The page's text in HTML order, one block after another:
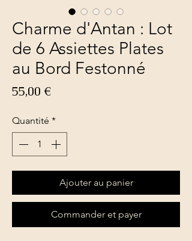
Charme d'Antan : Lot
de 6 Assiettes Plates
au Bord Festonné
55,00 €Prix
Quantité *
Ajouter au panier
Commander et payer